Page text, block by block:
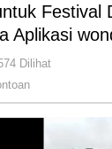
Festival
Aplikasi
Dilihat